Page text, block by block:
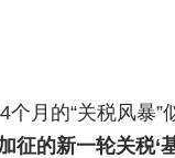
月的“关税风暴”
征的新一轮关税‘